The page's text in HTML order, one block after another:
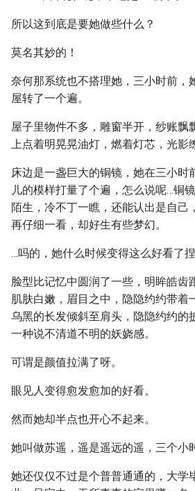
所以这到底是要她做些什么？
莫名其妙的！
奈何那系统也不搭理她，三小时前，
屋转了一个遍。
屋子里物件不多，雕窗半开，纱账飘
上点着明晃晃油灯，燃着灯芯，光影
床边是一盏巨大的铜镜，她在三小时
儿的模样打量了个遍，怎么说呢…铜
陌生，冷不丁一瞧，还能认出是自己
再仔细一看，却好生有些梦幻。
…吗的，她什么时候变得这么好看了
脸型比记忆中圆润了一些，明眸皓齿
肌肤白嫩，眉目之中，隐隐约约带着
乌黑的长发倾斜至肩头，隐隐约约的
一种说不清道不明的妖娆感。
可谓是颜值拉满了呀。
眼见人变得愈发愈加的好看。
然而她却半点也开心不起来。
她叫做苏遥，遥是遥远的遥，三个小
她还仅仅不过是个普普通通的，大学